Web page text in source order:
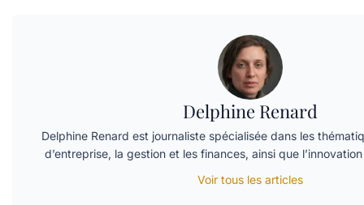
Delphine Renard
Delphine Renard est journaliste spécialisée dans les
d’entreprise, la gestion et les finances, ainsi que
Voir tous les articles